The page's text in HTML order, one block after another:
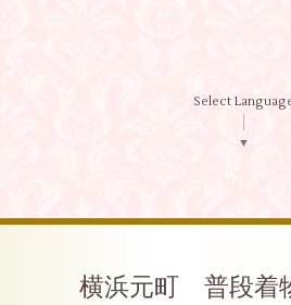
Select
▼
横浜元町 普段着